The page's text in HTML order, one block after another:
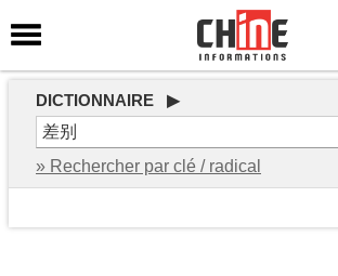
DICTIONNAIRE ▶
» Rechercher par clé / radical